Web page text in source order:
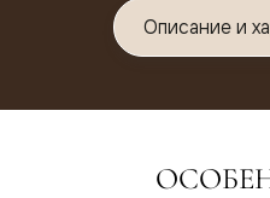
Описание и